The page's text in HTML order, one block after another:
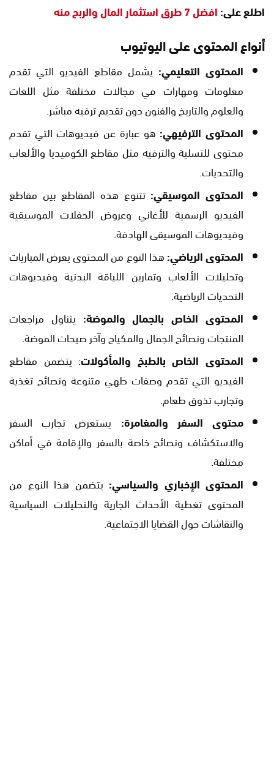
اطلع على:افضل 7 طرق استثمار المال والربح منه
أنواع المحتوى على اليوتيوب
المحتوى التعليمي: يشمل مقاطع الفيديو التي تقدم
معلومات ومهارات في مجالات مختلفة مثل اللغات
والعلوم والتاريخ والفنون دون تقديم ترفيه مباشر.
المحتوى الترفيهي: هو عبارة عن فيديوهات التي تقدم
محتوى للتسلية والترفيه مثل مقاطع الكوميديا والألعاب
والتحديات.
المحتوى الموسيقي: تتنوع هذه المقاطع بين مقاطع
الفيديو الرسمية للأغاني وعروض الحفلات الموسيقية
وفيديوهات الموسيقى الهادفة.
المحتوى الرياضي:هذا النوع من المحتوى يعرض المباريات
وتحليلات الألعاب وتمارين اللياقة البدنية وفيديوهات
التحديات الرياضية.
المحتوى الخاص بالجمال والموضة: يتناول مراجعات
المنتجات ونصائح الجمال والمكياج وآخر صيحات الموضة.
المحتوى الخاص بالطبخ والمأكولات: يتضمن مقاطع
الفيديو التي تقدم وصفات طهي متنوعة ونصائح تغذية
وتجارب تذوق طعام.
محتوى السفر والمغامرة: يستعرض تجارب السفر
والاستكشاف ونصائح خاصة بالسفر والإقامة في أماكن
مختلفة.
المحتوى الإخباري والسياسي: يتضمن هذا النوع من
المحتوى تغطية الأحداث الجارية والتحليلات السياسية
والنقاشات حول القضايا الاجتماعية.